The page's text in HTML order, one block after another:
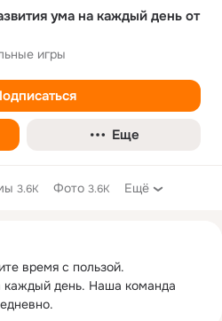
ума на каждый день от
игры
Еще
3.6K Фото 3.6K Ещё
время с пользой.
каждый день. Наша команда